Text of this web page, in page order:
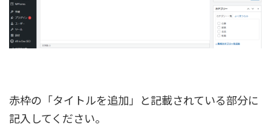
赤枠の「タイトルを追加」と記載されている部分に
記入してください。